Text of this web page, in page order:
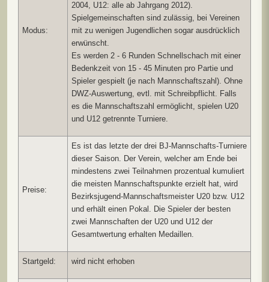
Modus:
2004, U12: alle ab Jahrgang 2012).
Spielgemeinschaften sind zulässig, bei Vereinen
mit zu wenigen Jugendlichen sogar ausdrücklich
erwünscht.
Es werden 2 - 6 Runden Schnellschach mit einer
Bedenkzeit von 15 - 45 Minuten pro Partie und
Spieler gespielt (je nach Mannschaftszahl). Ohne
DWZ-Auswertung, evtl. mit Schreibpflicht. Falls
es die Mannschaftszahl ermöglicht, spielen U20
und U12 getrennte Turniere.
Preise:
Es ist das letzte der drei BJ-Mannschafts-Turniere
dieser Saison. Der Verein, welcher am Ende bei
mindestens zwei Teilnahmen prozentual kumuliert
die meisten Mannschaftspunkte erzielt hat, wird
Bezirksjugend-Mannschaftsmeister U20 bzw. U12
und erhält einen Pokal. Die Spieler der besten
zwei Mannschaften der U20 und U12 der
Gesamtwertung erhalten Medaillen.
Startgeld: wird nicht erhoben